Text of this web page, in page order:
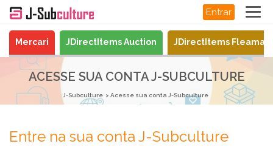
Entrar
Mercari JDirectItems Auction JDirectItems
ACESSE SUA CONTA J-SUBCULTURE
J-Subculture Acesse sua conta J-Subculture
Entre na sua conta J-Subculture